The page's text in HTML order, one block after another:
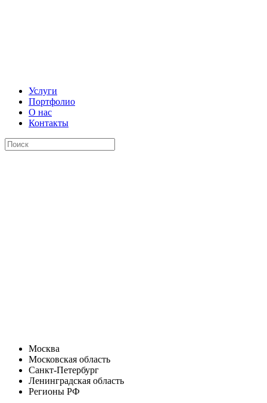
Услуги
Портфолио
О нас
Контакты
Москва
Московская область
Санкт-Петербург
Ленинградская область
Регионы РФ